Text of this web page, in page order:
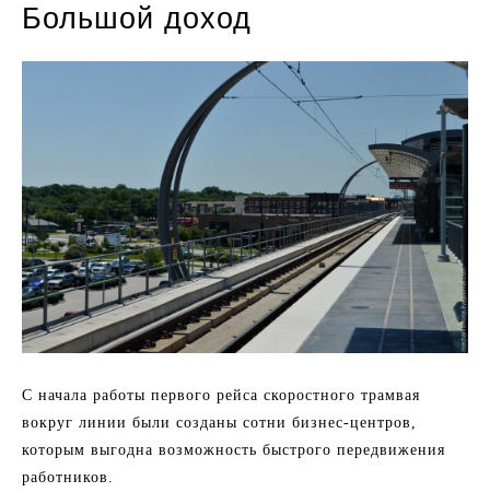
Большой доход
С начала работы первого рейса скоростного трамвая
вокруг линии были созданы сотни бизнес-центров,
которым выгодна возможность быстрого передвижения
работников.